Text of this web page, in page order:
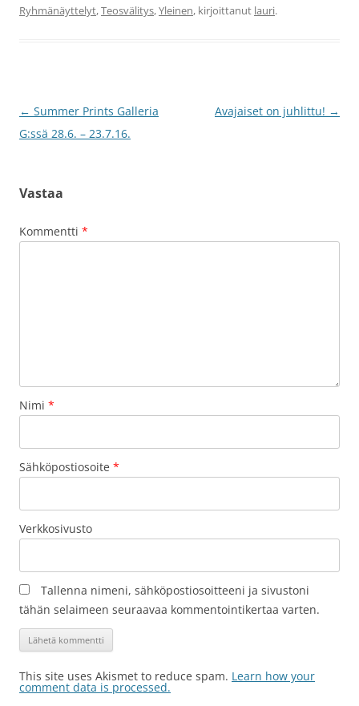
Ryhmänäyttelyt,Teosvälitys,Yleinen, kirjoittanut lauri.
Artikkelien
selaus
← Summer Prints Galleria
G:ssä 28.6. – 23.7.16.
Avajaiset on juhlittu! →
Vastaa
Kommentti *
Nimi *
Sähköpostiosoite *
Verkkosivusto
Tallenna nimeni, sähköpostiosoitteeni ja sivustoni
tähän selaimeen seuraavaa kommentointikertaa varten.
This site uses Akismet to reduce spam. Learn how your
comment data is processed.